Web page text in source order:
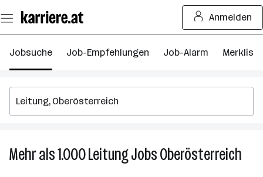
Seiteninhalt
springen
Anmelden
Jobsuche Job-Empfehlungen Job-Alarm Merkliste
Mehr als 1.000LeitungJobsOberösterreich